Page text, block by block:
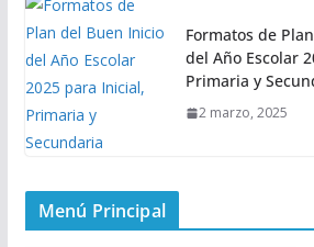
Formatos de
del Año Escolar
Primaria y
2 marzo, 2025
Menú Principal